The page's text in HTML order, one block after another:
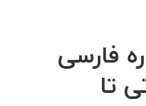
فارسی
تا